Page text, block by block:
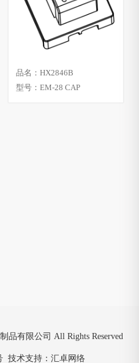
品名：HX2846B
型号：EM-28 CAP
品有限公司 All Rights Reserved
技术支持：汇卓网络